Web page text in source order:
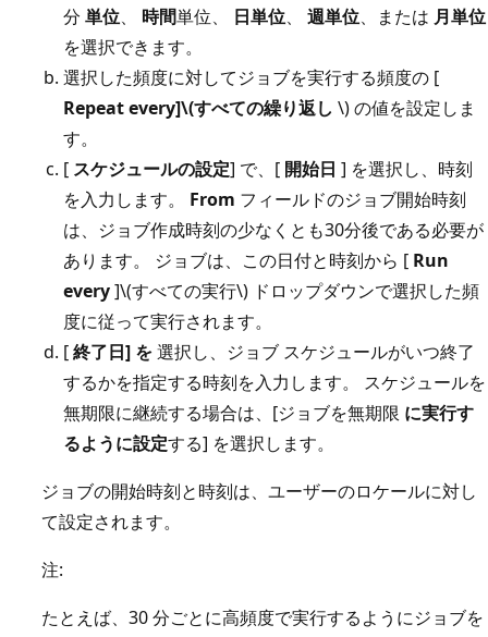
分 単位、 時間単位、 日単位、 週単位、または 月単位
を選択できます。
選択した頻度に対してジョブを実行する頻度の [
Repeat every]\(すべての繰り返し \) の値を設定しま
す。
[ スケジュールの設定] で、[ 開始日 ] を選択し、時刻
を入力します。 From フィールドのジョブ開始時刻
は、ジョブ作成時刻の少なくとも30分後である必要が
あります。 ジョブは、この日付と時刻から [ Run
every]\(すべての実行\) ドロップダウンで選択した頻
度に従って実行されます。
[終了日] を選択し、ジョブ スケジュールがいつ終了
するかを指定する時刻を入力します。 スケジュールを
無期限に継続する場合は、[ジョブを無期限 に実行す
るように設定する] を選択します。
ジョブの開始時刻と時刻は、ユーザーのロケールに対し
て設定されます。
注:
たとえば、30 分ごとに高頻度で実行するようにジョブを